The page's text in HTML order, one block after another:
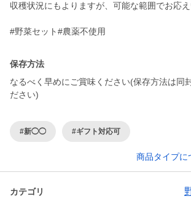
収穫状況にもよりますが、可能な範囲でお応え
#野菜セット#農薬不使用
保存方法
なるべく早めにご賞味ください(保存方法は同
ださい)
#新◯◯ #ギフト対応可
商品タイプに
カテゴリ